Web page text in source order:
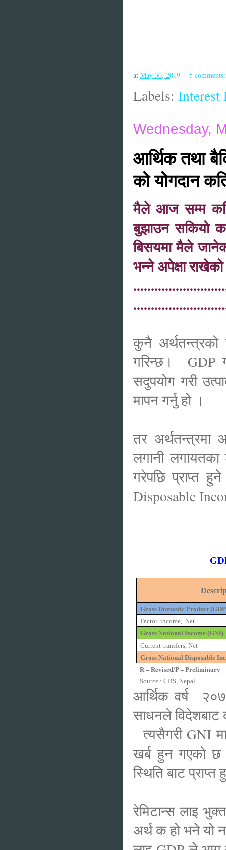
at May 30, 2019 5
Labels: Interest
Wednesday,
आर्थिक तथा
को योगदान
मैले आज सम्म
बुझाउन सकियो
बिसयमा मैले
भन्ने अपेक्षा
कुनै अर्थतन्त्रको
गरिन्छ। GDP
सदुपयोग गरी
मापन गर्नु हो ।
तर अर्थतन्त्रमा
लगानी
गरेपछि प्राप्त
Disposable
Gross Domestic Product
Factor income,
Net
Gross National Income (GNI)
Current transfers, Net
Gross National Disposable
R = Revised/P = Preliminary
Source : CBS, Nepal
आर्थिक वर्ष
साधनले
त्यसैगरी GNI
खर्ब हुन गएको
स्थिति बाट
रेमिटान्स लाइ
अर्थ क हो भने यो